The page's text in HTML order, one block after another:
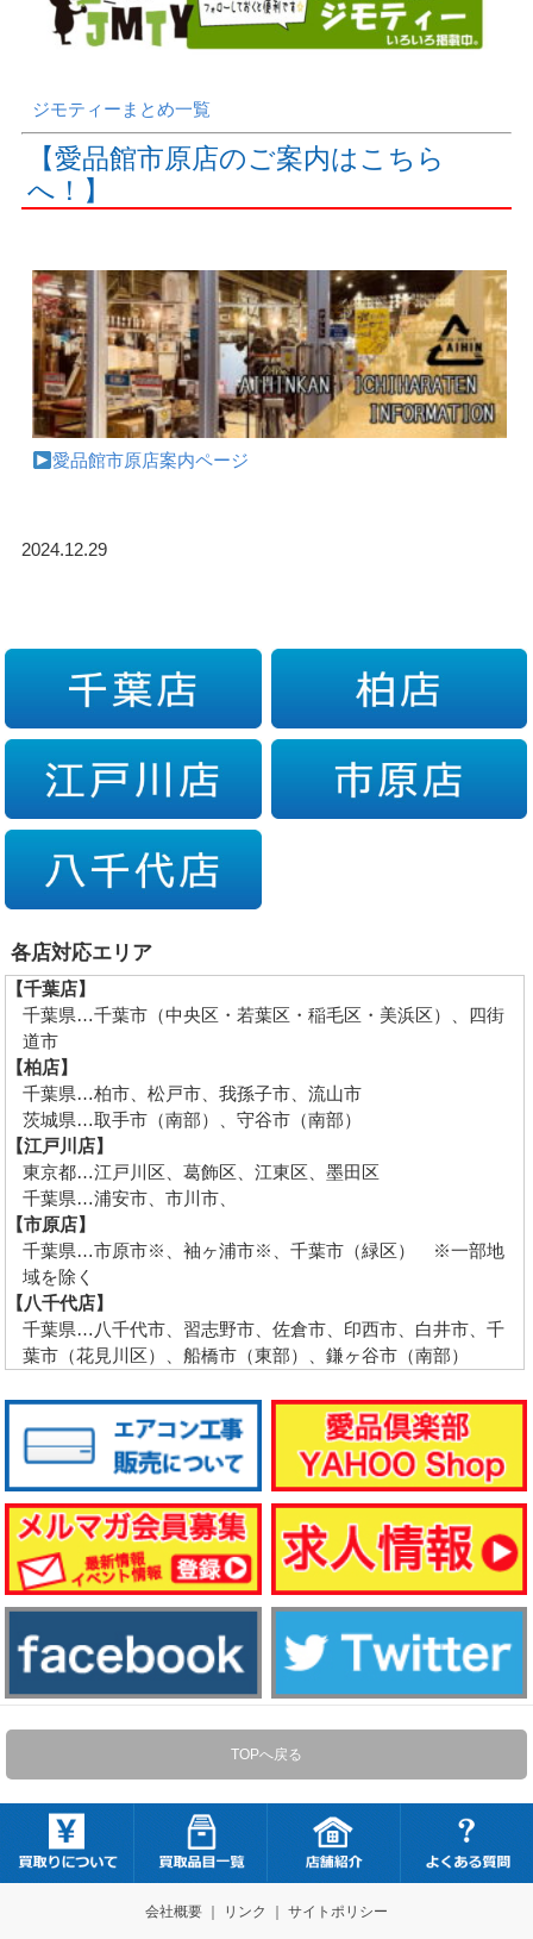
ジモティーまとめ一覧
【愛品館市原店のご案内はこちら
へ！】
愛品館市原店案内ページ
2024.12.29
各店対応エリア
【千葉店】
千葉県…千葉市（中央区・若葉区・稲毛区・美浜区）、四街
道市
【柏店】
千葉県…柏市、松戸市、我孫子市、流山市
茨城県…取手市（南部）、守谷市（南部）
【江戸川店】
東京都…江戸川区、葛飾区、江東区、墨田区
千葉県…浦安市、市川市、
【市原店】
千葉県…市原市※、袖ヶ浦市※、千葉市（緑区） ※一部地
域を除く
【八千代店】
千葉県…八千代市、習志野市、佐倉市、印西市、白井市、千
葉市（花見川区）、船橋市（東部）、鎌ヶ谷市（南部）
TOPへ戻る
会社概要｜ リンク ｜ サイトポリシー